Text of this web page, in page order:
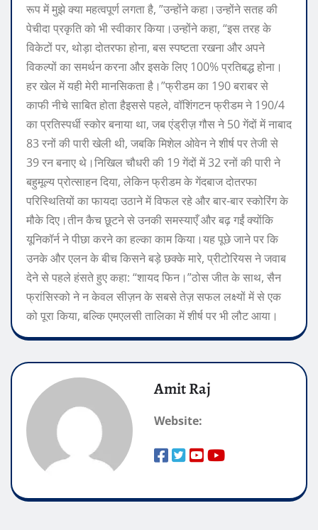
रूप में मुझे क्या महत्वपूर्ण लगता है, ”उन्होंने कहा।उन्होंने सतह की
पेचीदा प्रकृति को भी स्वीकार किया।उन्होंने कहा, “इस तरह के
विकेटों पर, थोड़ा दोतरफा होना, बस स्पष्टता रखना और अपने
विकल्पों का समर्थन करना और इसके लिए 100% प्रतिबद्ध होना।
हर खेल में यही मेरी मानसिकता है।”फ्रीडम का 190 बराबर से
काफी नीचे साबित होता हैइससे पहले, वॉशिंगटन फ्रीडम ने 190/4
का प्रतिस्पर्धी स्कोर बनाया था, जब एंड्रीज़ गौस ने 50 गेंदों में नाबाद
83 रनों की पारी खेली थी, जबकि मिशेल ओवेन ने शीर्ष पर तेजी से
39 रन बनाए थे।निखिल चौधरी की 19 गेंदों में 32 रनों की पारी ने
बहुमूल्य प्रोत्साहन दिया, लेकिन फ्रीडम के गेंदबाज दोतरफा
परिस्थितियों का फायदा उठाने में विफल रहे और बार-बार स्कोरिंग के
मौके दिए।तीन कैच छूटने से उनकी समस्याएँ और बढ़ गईं क्योंकि
यूनिकॉर्न ने पीछा करने का हल्का काम किया।यह पूछे जाने पर कि
उनके और एलन के बीच किसने बड़े छक्के मारे, प्रीटोरियस ने जवाब
देने से पहले हंसते हुए कहा: “शायद फिन।”ठोस जीत के साथ, सैन
फ्रांसिस्को ने न केवल सीज़न के सबसे तेज़ सफल लक्ष्यों में से एक
को पूरा किया, बल्कि एमएलसी तालिका में शीर्ष पर भी लौट आया।
Amit Raj
Website: